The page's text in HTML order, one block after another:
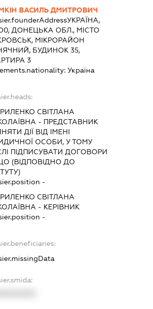
ВАСИЛЬ ДМИТРОВИЧ
УКРАЇНА,
ДОНЕЦЬКА ОБЛ., МІСТО
МІКРОРАЙОН
БУДИНОК 35,
3
Україна
СВІТЛАНА
- ПРЕДСТАВНИК
ДІЇ ВІД ІМЕНІ
ОСОБИ, У ТОМУ
ПІДПИСУВАТИ ДОГОВОРИ
(ВІДПОВІДНО ДО
-
СВІТЛАНА
- КЕРІВНИК
-